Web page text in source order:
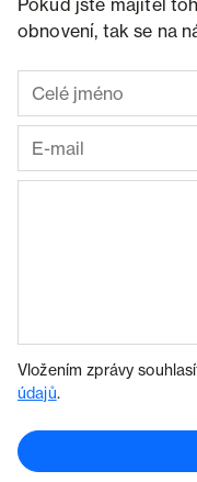
Pokud jste majitel
obnovení, tak se na
Vložením zprávy
údajů.